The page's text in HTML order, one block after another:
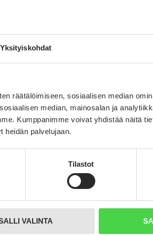
Yksityiskohdat
räätälöimiseen, sosiaalisen median
median, mainosalan ja
Kumppanimme voivat yhdistää näitä
heidän palvelujaan.
Tilastot
VALINTA
0%
0%
Tuotekuvaus
Koiran nimikyltti – äänetön
HUSHTAG-nimilaatoissa
myönnetty patentti! Laattaan
Kevyet alumiiniset HUSHTAG-
nimilaattoja voisi hyvin kuvailla
Kaiverrusjälki on syvä ja erittäin
Kaiverrettu teksti on
Ilmoitettu hinta sisältää lyhyen
kahdelle puolelle toiveesi
Kirjoitathan nimilaattaan
mahdollista kaivertaa etu- ja/